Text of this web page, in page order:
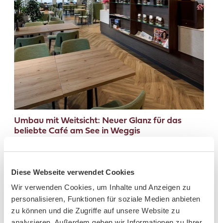
Diese Webseite verwendet Cookies
Wir verwenden Cookies, um Inhalte und Anzeigen zu
personalisieren, Funktionen für soziale Medien anbieten
zu können und die Zugriffe auf unsere Website zu
Umbau mit Weitsicht: Neuer Glanz für das
beliebte Café am See in Weggis
Dahinden seine Gäste in lichtdurchflutetem
und stimmiger Architektur schafft Raum für neue